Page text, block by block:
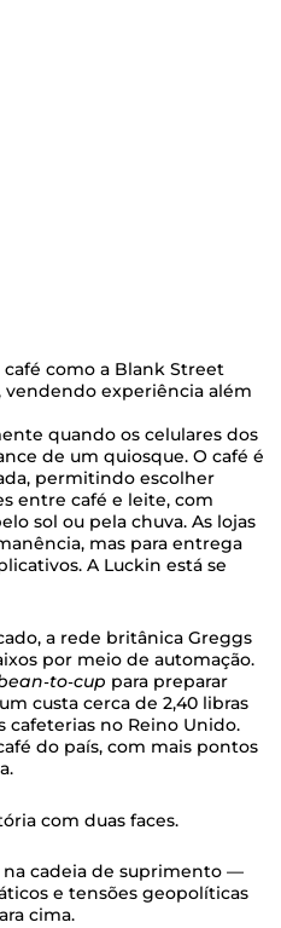
café como a Blank Street
vendendo experiência além
quando os celulares dos
de um quiosque. O café é
permitindo escolher
entre café e leite, com
sol ou pela chuva. As lojas
mas para entrega
A Luckin está se
a rede britânica Greggs
por meio de automação.
para preparar
custa cerca de 2,40 libras
cafeterias no Reino Unido.
do país, com mais pontos
com duas faces.
cadeia de suprimento —
e tensões geopolíticas
cima.